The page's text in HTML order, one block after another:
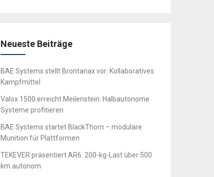
Neueste Beiträge
BAE Systems stellt Brontanax vor: Kollaboratives
Kampfmittel
Valox 1500 erreicht Meilenstein: Halbautonome
Systeme profitieren
BAE Systems startet BlackThorn – modulare
Munition für Plattformen
TEKEVER präsentiert AR6: 200-kg-Last über 500
km autonom